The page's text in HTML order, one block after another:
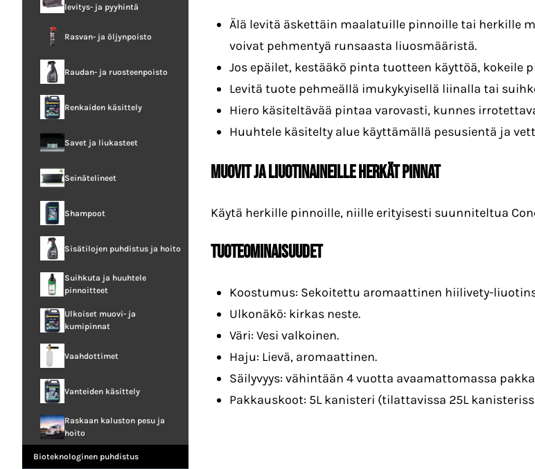
levitys- ja pyyhintä
Rasvan- ja öljynpoisto
Raudan- ja ruosteenpoisto
Renkaiden käsittely
Savet ja liukasteet
Seinätelineet
Shampoot
Sisätilojen puhdistus ja hoito
Suihkuta ja huuhtele
pinnoitteet
Ulkoiset muovi- ja
kumipinnat
Vaahdottimet
Vanteiden käsittely
Raskaan kaluston pesu ja
hoito
Bioteknologinen puhdistus
Älä levitä äskettäin maalatuille pinnoille tai herkille
voivat pehmentyä runsaasta liuosmääristä.
Jos epäilet, kestääkö pinta tuotteen käyttöä, kokeile
Levitä tuote pehmeällä imukykyisellä liinalla tai
Hiero käsiteltävää pintaa varovasti, kunnes
Huuhtele käsitelty alue käyttämällä pesusientä ja
MUOVIT JA LIUOTINAINEILLE HERKÄT PINNAT
Käytä herkille pinnoille, niille erityisesti suunniteltua
TUOTEOMINAISUUDET
Koostumus: Sekoitettu aromaattinen hiilivety-
Ulkonäkö: kirkas neste.
Väri: Vesi valkoinen.
Haju: Lievä, aromaattinen.
Säilyvyys: vähintään 4 vuotta avaamattomassa
Pakkauskoot: 5L kanisteri (tilattavissa 25L